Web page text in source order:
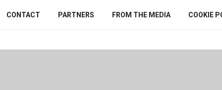
CONTACT PARTNERS FROM THE MEDIA COOKIE